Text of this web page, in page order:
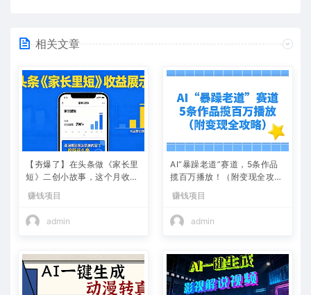
相关文章
【夯爆了】在头条做《家长里
短》二创小故事，这个月收益
2w+
赚钱项目
admin
AI“暴躁老道”赛道，5条作品
揽百万播放！（附变现全攻
略）
赚钱项目
admin